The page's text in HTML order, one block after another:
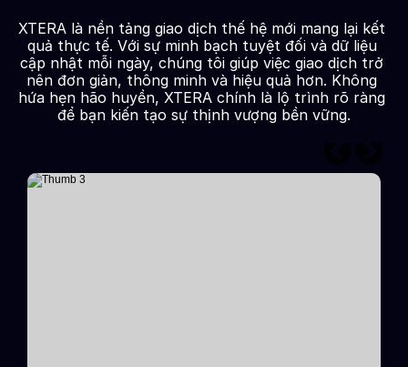
XTERA là nền tảng giao dịch thế hệ mới mang lại kết
quả thực tế. Với sự minh bạch tuyệt đối và dữ liệu
cập nhật mỗi ngày, chúng tôi giúp việc giao dịch trở
nên đơn giản, thông minh và hiệu quả hơn. Không
hứa hẹn hão huyền, XTERA chính là lộ trình rõ ràng
để bạn kiến tạo sự thịnh vượng bền vững.